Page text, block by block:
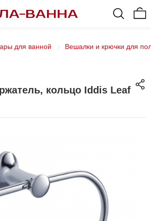
для ванной Вешалки и крючки для
кольцо Iddis Leaf